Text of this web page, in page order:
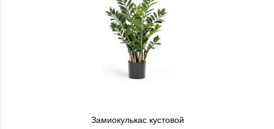
Замиокулькас кустовой